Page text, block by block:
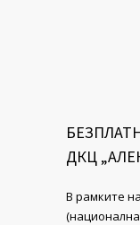
ДКЦ
В рамките